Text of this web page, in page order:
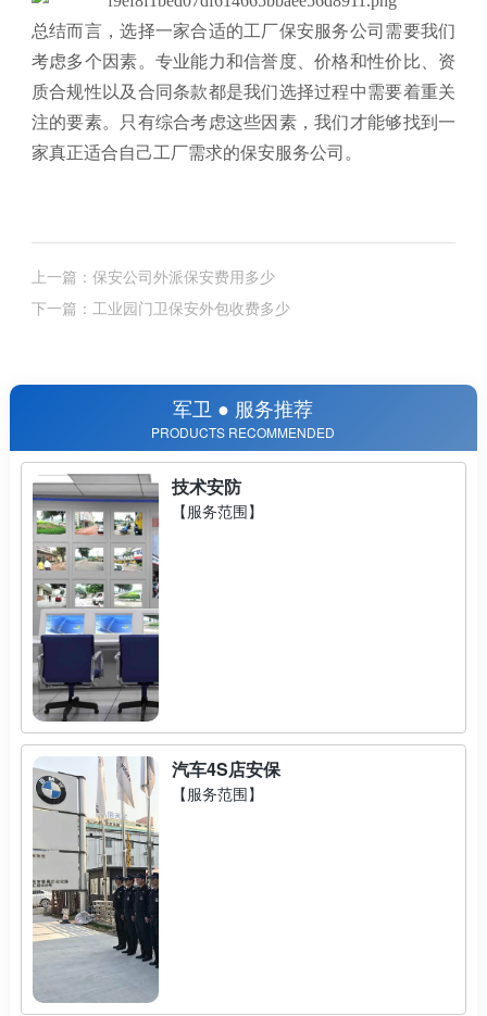
军卫 ● 服务推荐
PRODUCTS RECOMMENDED
技术安防
【服务范围】
汽车4S店安保
【服务范围】
总结而言，选择一家合适的工厂保安服务公司需要我们
考虑多个因素。专业能力和信誉度、价格和性价比、资
质合规性以及合同条款都是我们选择过程中需要着重关
注的要素。只有综合考虑这些因素，我们才能够找到一
家真正适合自己工厂需求的保安服务公司。
上一篇：保安公司外派保安费用多少
下一篇：工业园门卫保安外包收费多少